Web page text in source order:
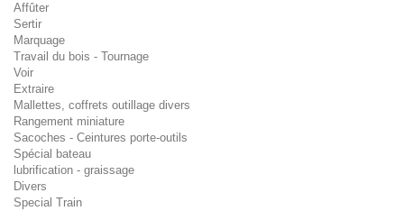
Affûter
Sertir
Marquage
Travail du bois - Tournage
Voir
Extraire
Mallettes, coffrets outillage divers
Rangement miniature
Sacoches - Ceintures porte-outils
Spécial bateau
lubrification - graissage
Divers
Special Train